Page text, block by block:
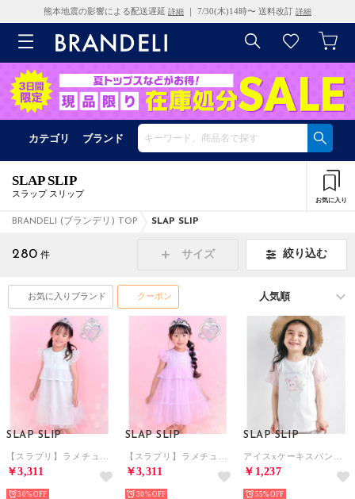
熊本地震の影響による配送遅延 詳細 ｜ 7/30(木)14時〜 送料改訂 詳細
カテゴリ ブランド
SLAP SLIP
スラップ スリップ
お気に入り
BRANDELI (ブランデリ) TOP SLAP SLIP
280 件 サイズ 絞り込む
お気に入りブランド クーポン
SLAP SLIP
￥3,311
30%
SLAP SLIP
￥3,311
30%
SLAP SLIP
￥1,237
55%